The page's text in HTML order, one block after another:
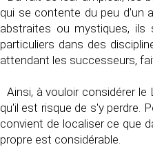
qui se contente du peu d'un
abstraites ou mystiques,
particuliers dans des
attendant les successeurs,
Ainsi, à vouloir considérer
qu'il est risque de s'y perdre.
convient de localiser ce que
propre est considérable.